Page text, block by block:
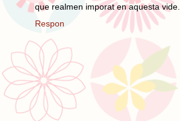
que realmen imporat en aquesta vide.
Respon